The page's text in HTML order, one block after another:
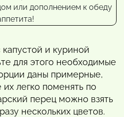
капустой и куриной
для этого необходимые
даны примерные,
легко поменять по
перец можно взять
нескольких цветов.